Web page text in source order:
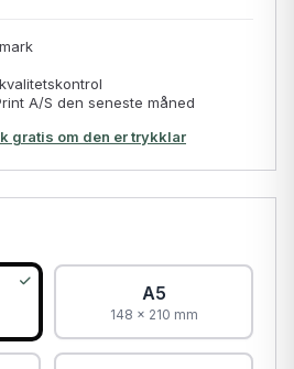
A/S den seneste måned
gratis om den er trykklar
A5
148 × 210 mm